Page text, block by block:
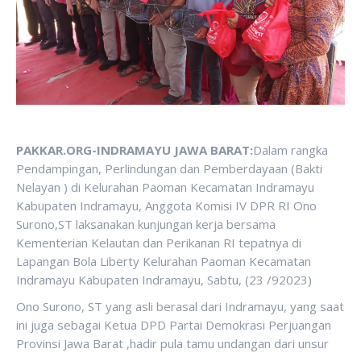
PAKKAR.ORG-INDRAMAYU JAWA BARAT:Dalam rangka
Pendampingan, Perlindungan dan Pemberdayaan (Bakti
Nelayan ) di Kelurahan Paoman Kecamatan Indramayu
Kabupaten Indramayu, Anggota Komisi IV DPR RI Ono
Surono,ST laksanakan kunjungan kerja bersama
Kementerian Kelautan dan Perikanan RI tepatnya di
Lapangan Bola Liberty Kelurahan Paoman Kecamatan
Indramayu Kabupaten Indramayu, Sabtu, (23 /92023)
Ono Surono, ST yang asli berasal dari Indramayu, yang saat
ini juga sebagai Ketua DPD Partai Demokrasi Perjuangan
Provinsi Jawa Barat ,hadir pula tamu undangan dari unsur